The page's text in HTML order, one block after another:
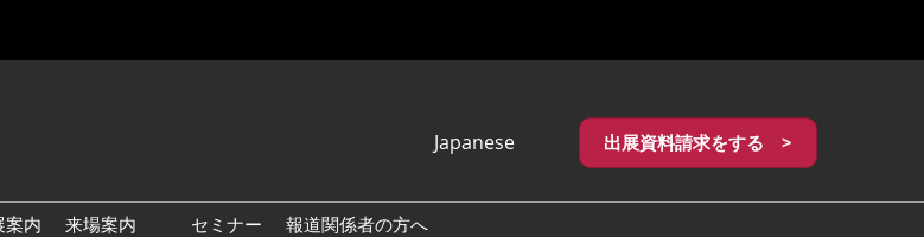
Japanese
English
出展資料請求をする >
案内
来場案内
セミナー 報道関係者の方へ